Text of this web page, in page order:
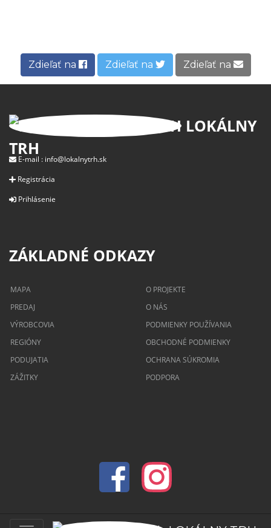
Zdieľať na Zdieľať na Zdieľať na
LOKÁLNY
TRH
E-mail : info@lokalnytrh.sk
Registrácia
Prihlásenie
ZÁKLADNÉ ODKAZY
MAPA
PREDAJ
VÝROBCOVIA
REGIÓNY
PODUJATIA
ZÁŽITKY
O PROJEKTE
O NÁS
PODMIENKY POUŽÍVANIA
OBCHODNÉ PODMIENKY
OCHRANA SÚKROMIA
PODPORA
© 2026 lokalnytrh.sk Všetky práva vyhradené